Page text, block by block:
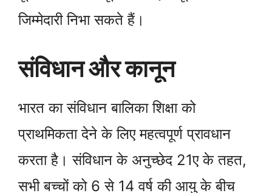
जिम्मेदारी निभा सकते हैं।
संविधान और कानून
भारत का संविधान बालिका शिक्षा को
प्राथमिकता देने के लिए महत्वपूर्ण प्रावधान
करता है। संविधान के अनुच्छेद 21ए के तहत,
सभी बच्चों को 6 से 14 वर्ष की आयु के बीच